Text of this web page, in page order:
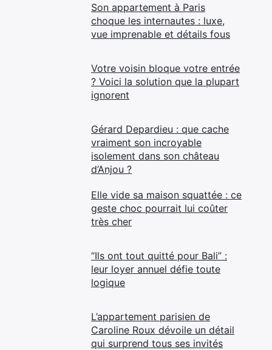
Son appartement à Paris
choque les internautes : luxe,
vue imprenable et détails fous
Votre voisin bloque votre entrée
? Voici la solution que la plupart
ignorent
Gérard Depardieu : que cache
vraiment son incroyable
isolement dans son château
d’Anjou ?
Elle vide sa maison squattée : ce
geste choc pourrait lui coûter
très cher
“Ils ont tout quitté pour Bali” :
leur loyer annuel défie toute
logique
L’appartement parisien de
Caroline Roux dévoile un détail
qui surprend tous ses invités